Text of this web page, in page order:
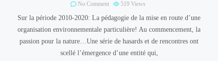
No Comment 519 Views
Sur la période 2010-2020: La pédagogie de la mise en route d’une
organisation environnementale particulière! Au commencement, la
passion pour la nature…Une série de hasards et de rencontres ont
scellé l’émergence d’une entité qui,